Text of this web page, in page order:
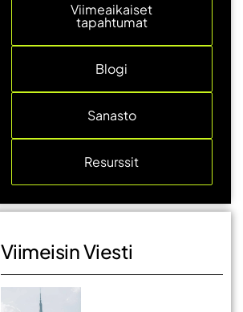
Viimeaikaiset
tapahtumat
Blogi
Sanasto
Resurssit
Viimeisin Viesti